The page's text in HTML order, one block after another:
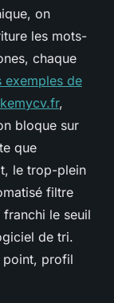
on
les mots-
chaque
exemples de
,
bloque sur
que
le trop-plein
filtre
franchi le seuil
de tri.
point, profil